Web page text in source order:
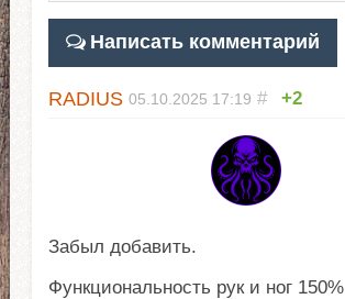
Написать комментарий
RADIUS 05.10.2025 17:19 # +2
Забыл добавить.
Функциональность рук и ног 150%